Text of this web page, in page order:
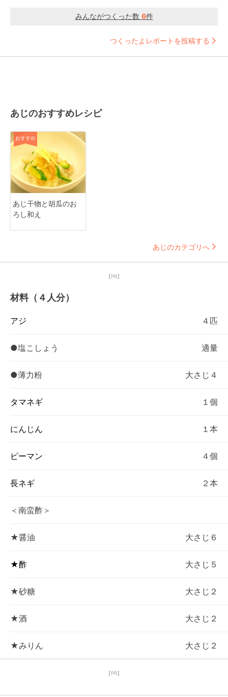
みんながつくった数 6件
つくったよレポートを投稿する
あじのおすすめレシピ
おすすめ
あじ干物と胡瓜のお
ろし和え
あじのカテゴリへ
【PR】
材料（４人分）
アジ ４匹
●塩こしょう 適量
●薄力粉 大さじ４
タマネギ １個
にんじん １本
ピーマン ４個
長ネギ ２本
＜南蛮酢＞
★醤油 大さじ６
★酢 大さじ５
★砂糖 大さじ２
★酒 大さじ２
★みりん 大さじ２
【PR】